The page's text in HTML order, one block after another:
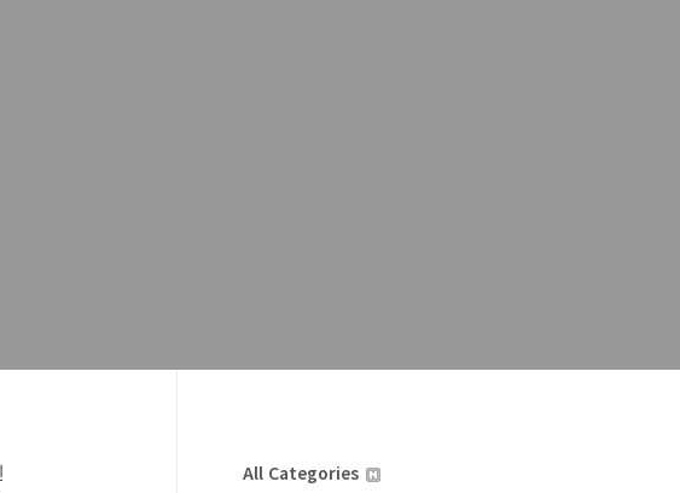
All Categories